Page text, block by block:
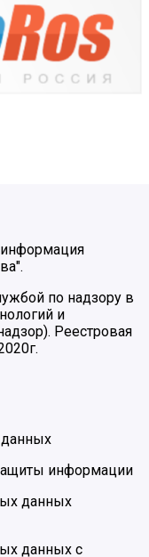
информация
по надзору в
и
Реестровая
информации
данных
данных с